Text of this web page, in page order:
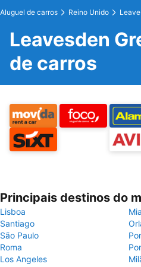
Aluguel de carros Reino Unido
Leavesden
de carros
Principais destinos do
Lisboa
Santiago
São Paulo
Roma
Los Angeles